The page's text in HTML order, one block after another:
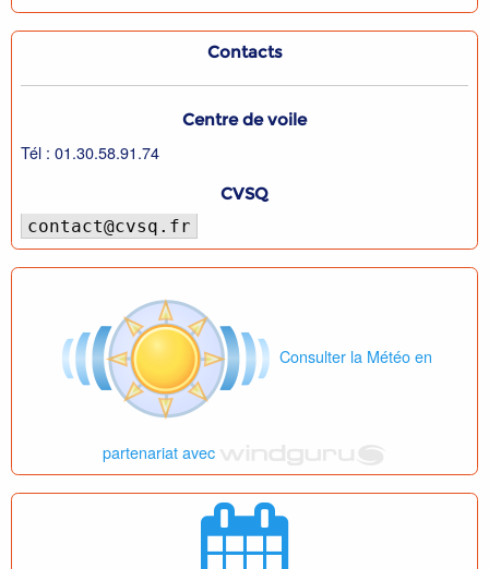
Contacts
Centre de voile
Tél : 01.30.58.91.74
CVSQ
contact@cvsq.fr
Consulter la Météo en
partenariat avec